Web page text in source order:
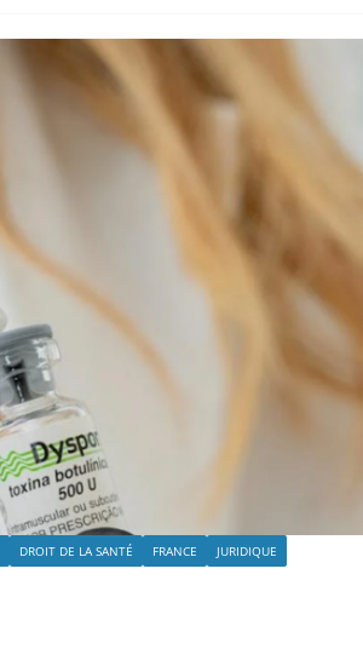
DROIT DE LA SANTÉ FRANCE
JURIDIQUE